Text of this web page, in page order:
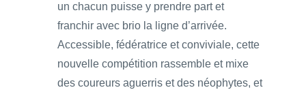
un chacun puisse y prendre part et
franchir avec brio la ligne d’arrivée.
Accessible, fédératrice et conviviale, cette
nouvelle compétition rassemble et mixe
des coureurs aguerris et des néophytes, et